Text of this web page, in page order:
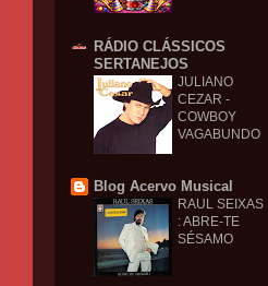
RÁDIO CLÁSSICOS
SERTANEJOS
JULIANO
CEZAR -
COWBOY
VAGABUNDO
Blog Acervo Musical
RAUL SEIXAS
: ABRE-TE
SÉSAMO